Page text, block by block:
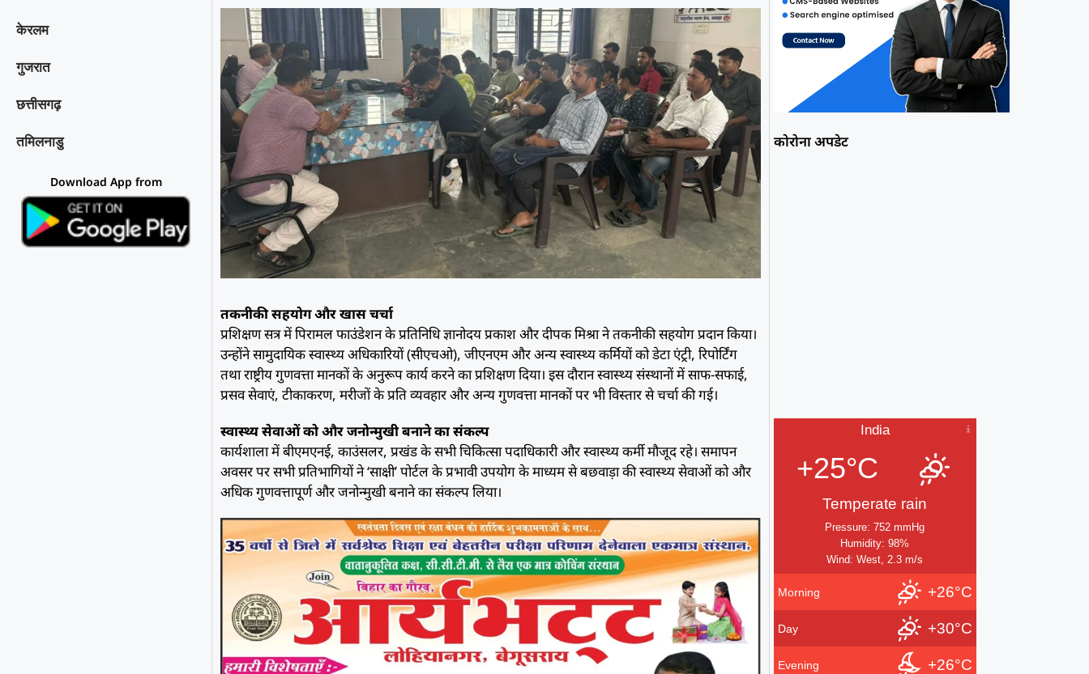
केरलम
गुजरात
छत्तीसगढ़
तमिलनाडु
Download App from
तकनीकी सहयोग और खास चर्चा
प्रशिक्षण सत्र में पिरामल फाउंडेशन के प्रतिनिधि ज्ञानोदय प्रकाश और दीपक मिश्रा ने तकनीकी सहयोग प्रदान किया।
उन्होंने सामुदायिक स्वास्थ्य अधिकारियों (सीएचओ), जीएनएम और अन्य स्वास्थ्य कर्मियों को डेटा एंट्री, रिपोर्टिंग
तथा राष्ट्रीय गुणवत्ता मानकों के अनुरूप कार्य करने का प्रशिक्षण दिया। इस दौरान स्वास्थ्य संस्थानों में साफ-सफाई,
प्रसव सेवाएं, टीकाकरण, मरीजों के प्रति व्यवहार और अन्य गुणवत्ता मानकों पर भी विस्तार से चर्चा की गई।
स्वास्थ्य सेवाओं को और जनोन्मुखी बनाने का संकल्प
कार्यशाला में बीएमएनई, काउंसलर, प्रखंड के सभी चिकित्सा पदाधिकारी और स्वास्थ्य कर्मी मौजूद रहे। समापन
अवसर पर सभी प्रतिभागियों ने ‘साक्षी’ पोर्टल के प्रभावी उपयोग के माध्यम से बछवाड़ा की स्वास्थ्य सेवाओं को और
अधिक गुणवत्तापूर्ण और जनोन्मुखी बनाने का संकल्प लिया।
कोरोना अपडेट
India
+25°C
Temperate rain
Pressure: 752 mmHg
Humidity: 98%
Wind: West, 2.3 m/s
Morning +26°C
Day +30°C
Evening +26°C